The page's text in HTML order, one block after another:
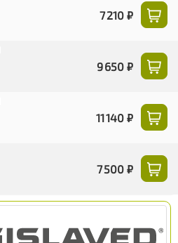
7 210 ₽
9 650 ₽
11 140 ₽
7 500 ₽